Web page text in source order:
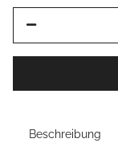
Beschreibung